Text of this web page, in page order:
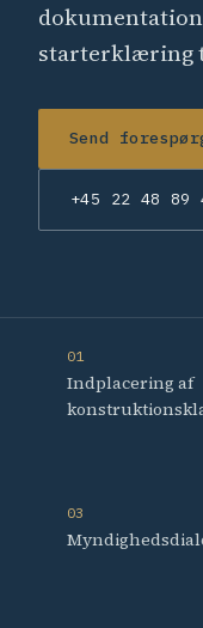
starterklæring
Send
+45 22 48 89
01
Indplacering af
03